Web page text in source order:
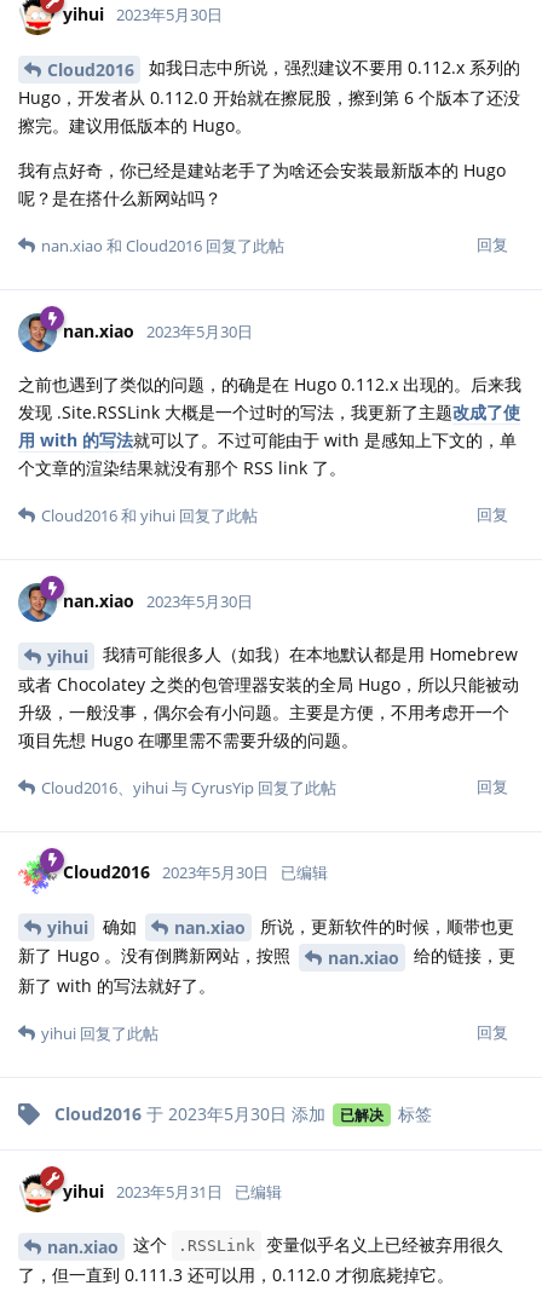
yihui 2023年5月30日
Cloud2016
如我日志中所说，强烈建议不要用 0.112.x 系列的
Hugo，开发者从 0.112.0 开始就在擦屁股，擦到第 6 个版本了还没
擦完。建议用低版本的 Hugo。
我有点好奇，你已经是建站老手了为啥还会安装最新版本的 Hugo
呢？是在搭什么新网站吗？
回复
nan.xiao 和 Cloud2016 回复了此帖
nan.xiao 2023年5月30日
之前也遇到了类似的问题，的确是在 Hugo 0.112.x 出现的。后来我
发现 .Site.RSSLink 大概是一个过时的写法，我更新了主题改成了使
用 with 的写法就可以了。不过可能由于 with 是感知上下文的，单
个文章的渲染结果就没有那个 RSS link 了。
回复
Cloud2016和 yihui 回复了此帖
nan.xiao 2023年5月30日
yihui
我猜可能很多人（如我）在本地默认都是用 Homebrew
或者 Chocolatey 之类的包管理器安装的全局 Hugo，所以只能被动
升级，一般没事，偶尔会有小问题。主要是方便，不用考虑开一个
项目先想 Hugo 在哪里需不需要升级的问题。
回复
Cloud2016 yihui与CyrusYip 回复了此帖
Cloud2016 2023年5月30日 已编辑
yihui 确如 nan.xiao
所说，更新软件的时候，顺带也更
新了 Hugo 。没有倒腾新网站，按照
nan.xiao
给的链接，更
新了 with 的写法就好了。
回复
yihui 回复了此帖
Cloud2016 于 2023年5月30日 添加 已解决 标签
yihui 2023年5月31日 已编辑
nan.xiao 这个 .RSSLink 变量似乎名义上已经被弃用很久
了，但一直到 0.111.3 还可以用，0.112.0 才彻底毙掉它。